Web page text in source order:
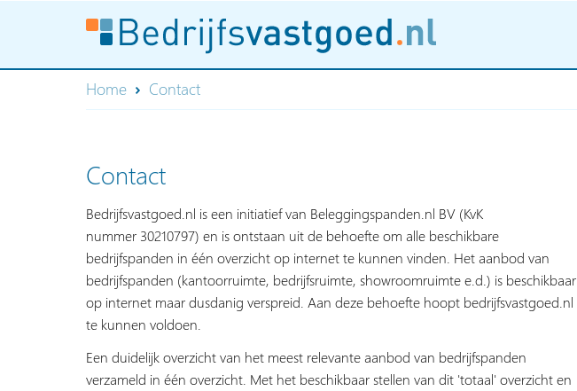
Home Contact
Contact
Bedrijfsvastgoed.nl is een initiatief van Beleggingspanden.nl BV (KvK
nummer 30210797) en is ontstaan uit de behoefte om alle beschikbare
bedrijfspanden in één overzicht op internet te kunnen vinden. Het aanbod van
bedrijfspanden (kantoorruimte, bedrijfsruimte, showroomruimte e.d.) is beschikbaar
op internet maar dusdanig verspreid. Aan deze behoefte hoopt bedrijfsvastgoed.nl
te kunnen voldoen.
Een duidelijk overzicht van het meest relevante aanbod van bedrijfspanden
verzameld in één overzicht. Met het beschikbaar stellen van dit 'totaal' overzicht en